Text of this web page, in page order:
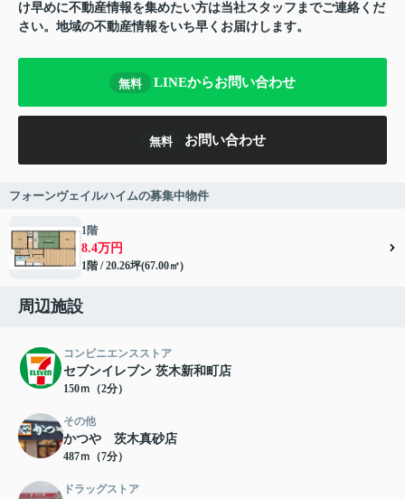
け早めに不動産情報を集めたい方は当社スタッフまでご連絡くだ
さい。地域の不動産情報をいち早くお届けします。
無料 LINEからお問い合わせ
無料 お問い合わせ
フォーンヴェイルハイムの募集中物件
1階
8.4万円
1階 / 20.26坪(67.00㎡)
周辺施設
コンビニエンスストア
セブンイレブン 茨木新和町店
150ｍ（2分）
その他
かつや 茨木真砂店
487ｍ（7分）
ドラッグストア